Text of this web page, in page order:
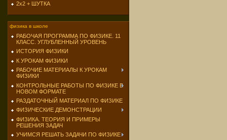
2х2 + ШУТКА
физика в школе
РАБОЧАЯ ПРОГРАММА ПО ФИЗИКЕ. 11
КЛАСС. УГЛУБЛЕННЫЙ УРОВЕНЬ
ИСТОРИЯ ФИЗИКИ
К УРОКАМ ФИЗИКИ
РАБОЧИЕ МАТЕРИАЛЫ К УРОКАМ
ФИЗИКИ
КОНТРОЛЬНЫЕ РАБОТЫ ПО ФИЗИКЕ В
НОВОМ ФОРМАТЕ
РАЗДАТОЧНЫЙ МАТЕРИАЛ ПО ФИЗИКЕ
ФИЗИЧЕСКИЕ ДЕМОНСТРАЦИИ
ФИЗИКА. ТЕОРИЯ И ПРИМЕРЫ
РЕШЕНИЯ ЗАДАЧ
УЧИМСЯ РЕШАТЬ ЗАДАЧИ ПО ФИЗИКЕ